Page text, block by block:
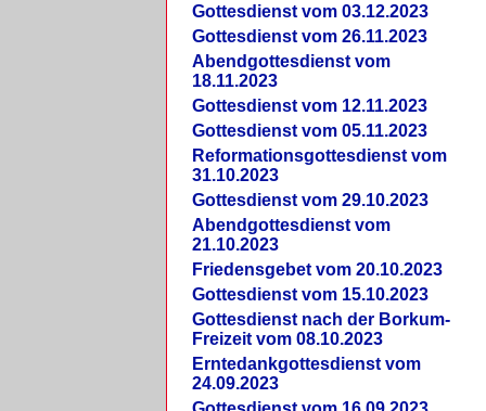
Gottesdienst vom 03.12.2023
Gottesdienst vom 26.11.2023
Abendgottesdienst vom
18.11.2023
Gottesdienst vom 12.11.2023
Gottesdienst vom 05.11.2023
Reformationsgottesdienst vom
31.10.2023
Gottesdienst vom 29.10.2023
Abendgottesdienst vom
21.10.2023
Friedensgebet vom 20.10.2023
Gottesdienst vom 15.10.2023
Gottesdienst nach der Borkum-
Freizeit vom 08.10.2023
Erntedankgottesdienst vom
24.09.2023